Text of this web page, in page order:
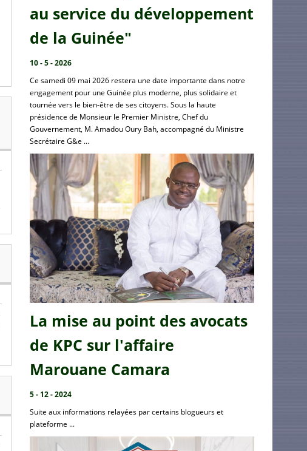
au service du développement
de la Guinée"
10 - 5 - 2026
Ce samedi 09 mai 2026 restera une date importante dans notre
engagement pour une Guinée plus moderne, plus solidaire et
tournée vers le bien-être de ses citoyens. Sous la haute
présidence de Monsieur le Premier Ministre, Chef du
Gouvernement, M. Amadou Oury Bah, accompagné du Ministre
Secrétaire G&e ...
La mise au point des avocats
de KPC sur l'affaire
Marouane Camara
5 - 12 - 2024
Suite aux informations relayées par certains blogueurs et
plateforme ...